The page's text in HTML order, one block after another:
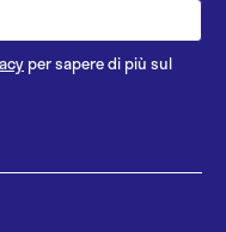
per sapere di più sul